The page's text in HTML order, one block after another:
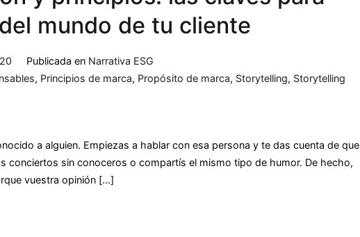
mundo de tu cliente
Publicada en Narrativa ESG
, Principios de marca, Propósito de marca, Storytelling, Storytelling
a alguien. Empiezas a hablar con esa persona y te das cuenta de que
conciertos sin conoceros o compartís el mismo tipo de humor. De hecho,
vuestra opinión […]